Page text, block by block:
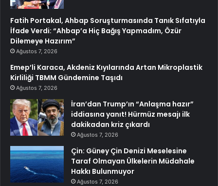
Fatih Portakal, Ahbap Soruşturmasında Tanık Sıfatıyla
İfade Verdi: “Ahbap’a Hiç Bağış Yapmadım, Özür
Dilemeye Hazırım”
Ağustos 7, 2026
Emep’li Karaca, Akdeniz Kıyılarında Artan Mikroplastik
Kirliliği TBMM Gündemine Taşıdı
Ağustos 7, 2026
İran’dan Trump’ın “Anlaşma hazır”
iddiasına yanıt! Hürmüz mesajı ilk
dakikadan kriz çıkardı
Ağustos 7, 2026
Çin: Güney Çin Denizi Meselesine
Taraf Olmayan Ülkelerin Müdahale
Hakkı Bulunmuyor
Ağustos 7, 2026